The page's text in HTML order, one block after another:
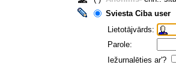
Sviesta Ciba user
Lietotājvārds:
Parole:
Iežurnalēties ar'?